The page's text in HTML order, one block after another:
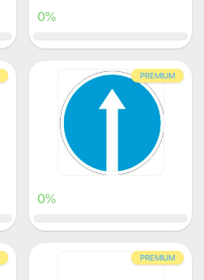
0%
PREMIUM
0%
PREMIUM